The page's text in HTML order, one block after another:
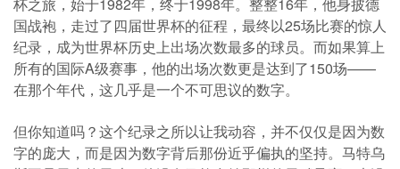
国战袍，走过了四届世界杯的征程，最终以25场比赛的惊人
纪录，成为世界杯历史上出场次数最多的球员。而如果算上
所有的国际A级赛事，他的出场次数更是达到了150场——
在那个年代，这几乎是一个不可思议的数字。
但你知道吗？这个纪录之所以让我动容，并不仅仅是因为数
字的庞大，而是因为数字背后那份近乎偏执的坚持。马特乌